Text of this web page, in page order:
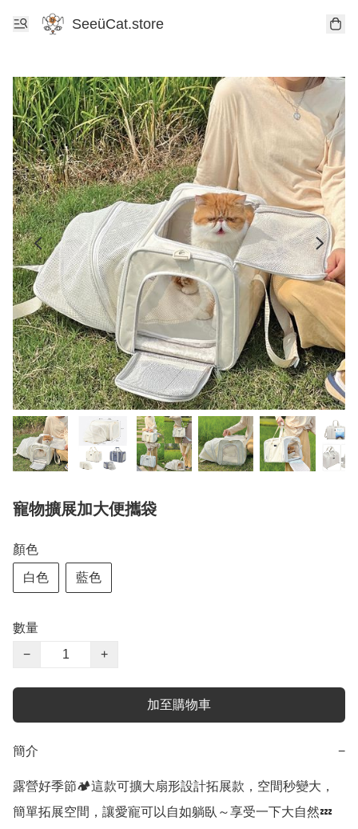
SeeüCat.store
寵物擴展加大便攜袋
顏色
白色 藍色
數量
−
+
加至購物車
簡介 −
露營好季節🏕️這款可擴大扇形設計拓展款，空間秒變大，
簡單拓展空間，讓愛寵可以自如躺臥～享受一下大自然💤